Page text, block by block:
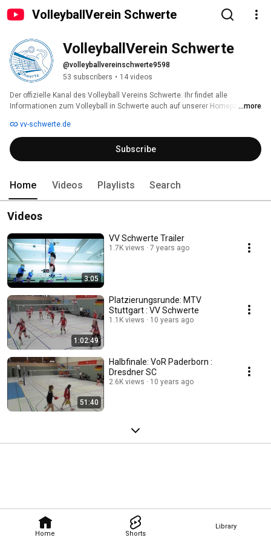
VolleyballVerein Schwerte
Home Shorts
Library
VolleyballVerein Schwerte
@volleyballvereinschwerte9598
53 subscribers • 14 videos
Der offizielle Kanal des Volleyball Vereins Schwerte. Ihr findet alle
Informationen zum Volleyball in Schwerte auch auf unserer Homepage
@VV_Schwerte
...more
vv-schwerte.de
Subscribe
Home Videos Playlists Search
Videos
3:05
VV Schwerte Trailer
1.7K views 7 years ago
1:02:49
Platzierungsrunde: MTV
Stuttgart : VV Schwerte
1.1K views 10 years ago
51:40
Halbfinale: VoR Paderborn :
Dresdner SC
2.6K views 10 years ago